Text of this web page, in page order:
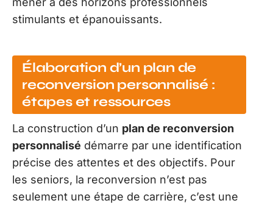
stimulants et épanouissants.
Élaboration d’un plan de
reconversion personnalisé :
étapes et ressources
La construction d’un plan de reconversion
personnalisé démarre par une identification
précise des attentes et des objectifs. Pour
les seniors, la reconversion n’est pas
seulement une étape de carrière, c’est une